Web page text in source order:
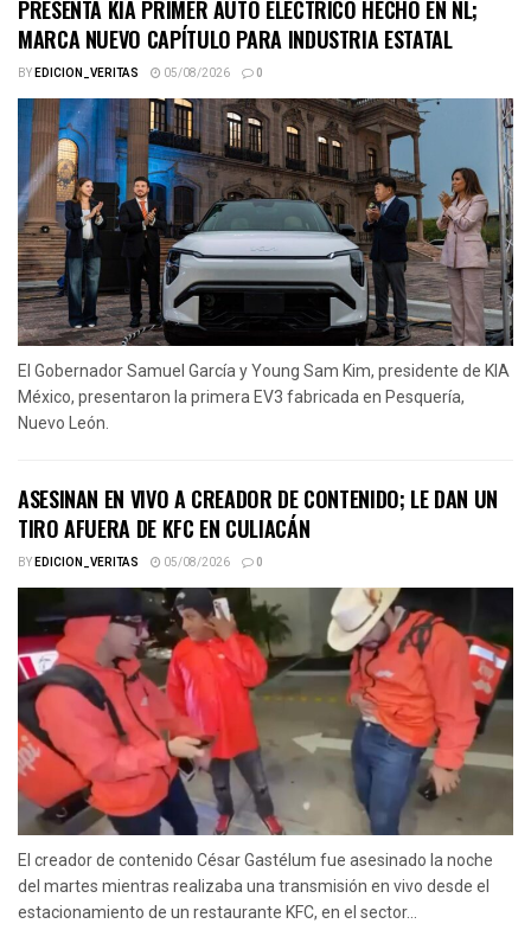
PRESENTA KIA PRIMER AUTO ELÉCTRICO HECHO EN NL;
MARCA NUEVO CAPÍTULO PARA INDUSTRIA ESTATAL
BYEDICION_VERITAS 05/08/2026 0
El Gobernador Samuel García y Young Sam Kim, presidente de KIA
México, presentaron la primera EV3 fabricada en Pesquería,
Nuevo León.
ASESINAN EN VIVO A CREADOR DE CONTENIDO; LE DAN UN
TIRO AFUERA DE KFC EN CULIACÁN
BYEDICION_VERITAS 05/08/2026 0
El creador de contenido César Gastélum fue asesinado la noche
del martes mientras realizaba una transmisión en vivo desde el
estacionamiento de un restaurante KFC, en el sector...